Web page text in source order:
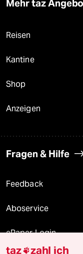
Mehr taz
Reisen
Kantine
Shop
Anzeigen
Fragen & Hilfe
Feedback
Aboservice
ePaper Login
taz zahl ich